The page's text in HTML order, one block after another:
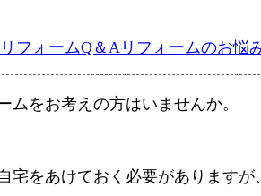
リフォームQ＆A リフォームのお悩
をお考えの方はいませんか。
宅をあけておく必要があります